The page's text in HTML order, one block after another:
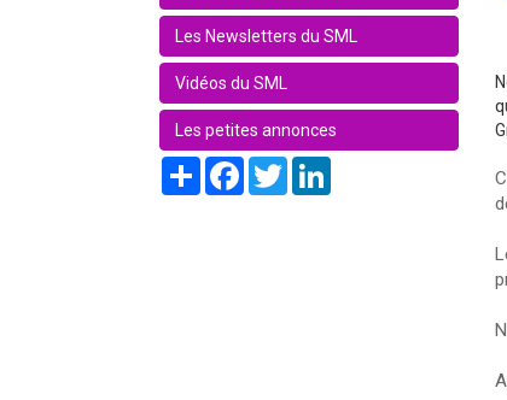
Les Newsletters du SML
Vidéos du SML
Les petites annonces
Share FacebookTwitter